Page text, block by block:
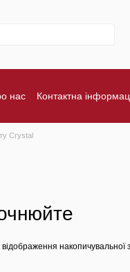
нас Контактна
Crystal
відображення накопичувальної